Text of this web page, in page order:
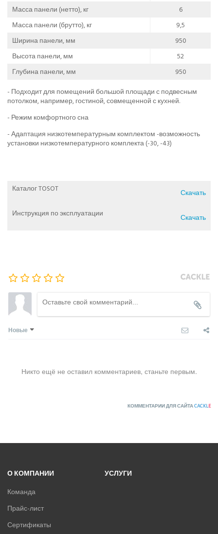
Масса панели (нетто), кг
6
Масса панели (брутто), кг
9,5
Ширина панели, мм
950
Высота панели, мм
52
Глубина панели, мм
950
- Подходит для помещений большой площади с подвесным
потолком, например, гостиной, совмещенной с кухней.
- Режим комфортного сна
- Адаптация низкотемпературным комплектом -возможность
установки низкотемпературного комплекта (-30, -43)
Каталог TOSOT
Скачать
Инструкция по эксплуатации
Скачать
Новые
Никто ещё не оставил комментариев, станьте первым.
КОММЕНТАРИИ ДЛЯ САЙТАCACKLE
О КОМПАНИИ
Команда
Прайс-лист
Сертификаты
УСЛУГИ